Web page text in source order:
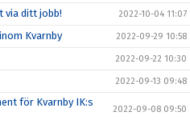
via ditt jobb! 2022-10-04 11:07
Kvarnby 2022-09-29 10:58
2022-09-22 10:30
2022-09-13 09:48
för Kvarnby IK:s
2022-09-08 09:50